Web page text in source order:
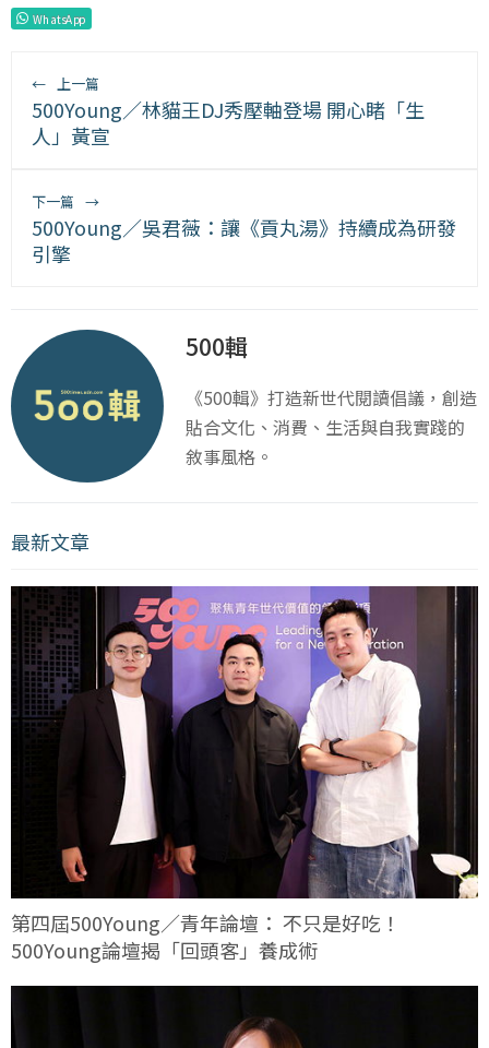
WhatsApp
← 上一篇
500Young／林貓王DJ秀壓軸登場 開心睹「生
人」黃宣
下一篇 →
500Young／吳君薇：讓《貢丸湯》持續成為研發
引擎
500輯
《500輯》打造新世代閱讀倡議，創造
貼合文化、消費、生活與自我實踐的
敘事風格。
最新文章
第四屆500Young／青年論壇： 不只是好吃！
500Young論壇揭「回頭客」養成術